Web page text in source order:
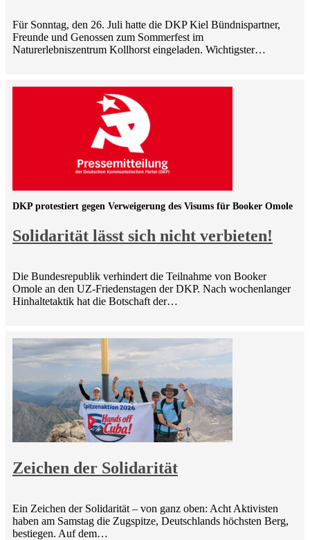
Für Sonntag, den 26. Juli hatte die DKP Kiel Bündnispartner,
Freunde und Genossen zum Sommerfest im
Naturerlebniszentrum Kollhorst eingeladen. Wichtigster…
Solidarität lässt sich nicht verbieten!
DKP protestiert gegen Verweigerung des Visums für Booker Omole
Die Bundesrepublik verhindert die Teilnahme von Booker
Omole an den UZ-Friedenstagen der DKP. Nach wochenlanger
Hinhaltetaktik hat die Botschaft der…
Zeichen der Solidarität
Ein Zeichen der Solidarität – von ganz oben: Acht Aktivisten
haben am Samstag die Zugspitze, Deutschlands höchsten Berg,
bestiegen. Auf dem…